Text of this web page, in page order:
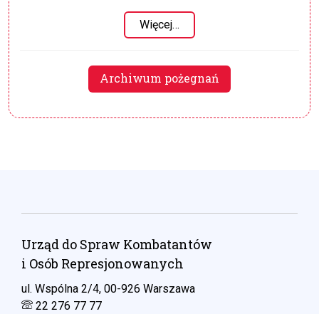
Więcej…
Archiwum pożegnań
Urząd do Spraw Kombatantów
i Osób Represjonowanych
ul. Wspólna 2/4, 00-926 Warszawa
22 276 77 77